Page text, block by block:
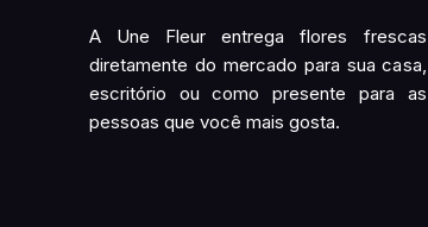
A Une Fleur entrega flores frescas
diretamente do mercado para sua casa,
escritório ou como presente para as
pessoas que você mais gosta.